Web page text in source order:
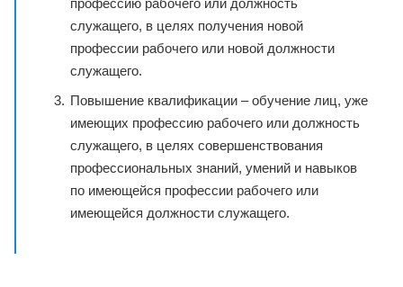
профессию рабочего или должность
служащего, в целях получения новой
профессии рабочего или новой должности
служащего.
Повышение квалификации – обучение лиц, уже
имеющих профессию рабочего или должность
служащего, в целях совершенствования
профессиональных знаний, умений и навыков
по имеющейся профессии рабочего или
имеющейся должности служащего.